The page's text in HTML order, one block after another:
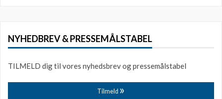
NYHEDBREV & PRESSEMÅLSTABEL
TILMELD dig til vores nyhedsbrev og pressemålstabel
Tilmeld